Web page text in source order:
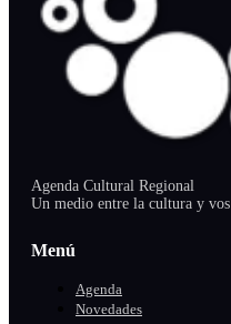
Agenda Cultural Regional
Un medio entre la cultura y vos
Menú
Agenda
Novedades